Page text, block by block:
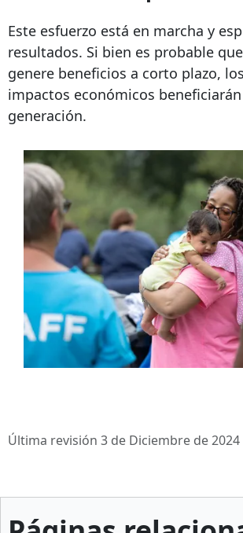
Este esfuerzo está en marcha y
resultados. Si bien es probable
genere beneficios a corto plazo,
impactos económicos
generación.
Última revisión 3 de Diciembre de 2024